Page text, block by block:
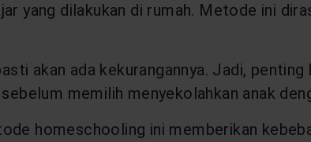
yang dilakukan di rumah. Metode ini
akan ada kekurangannya. Jadi,
memilih menyekolahkan anak
homeschooling ini memberikan